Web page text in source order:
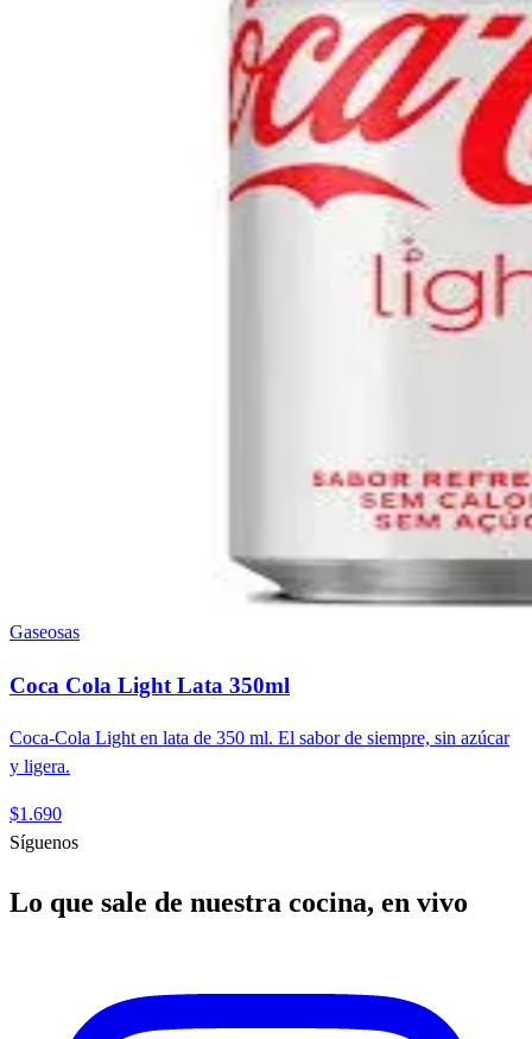
Gaseosas
Coca Cola Light Lata 350ml
Coca-Cola Light en lata de 350 ml. El sabor de siempre, sin azúcar
y ligera.
$1.690
Síguenos
Lo que sale de nuestra cocina, en vivo